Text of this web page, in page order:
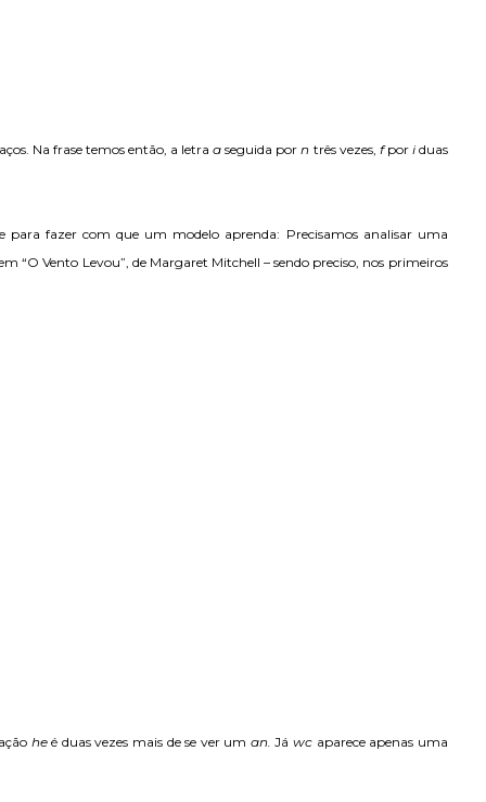
Na frase temos então, a letraaseguida porn três vezes, fpor iduas
para fazer com que um modelo aprenda: Precisamos analisar uma
“O Vento Levou”, de Margaret Mitchell – sendo preciso, nos primeiros
heé duas vezes mais de se ver um an.Já wc aparece apenas uma